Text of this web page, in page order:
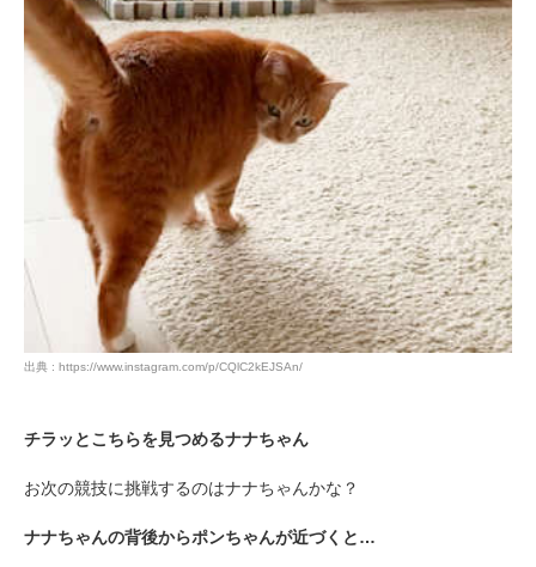
出典 : https://www.instagram.com/p/CQlC2kEJSAn/
チラッとこちらを見つめるナナちゃん
お次の競技に挑戦するのはナナちゃんかな？
ナナちゃんの背後からポンちゃんが近づくと…